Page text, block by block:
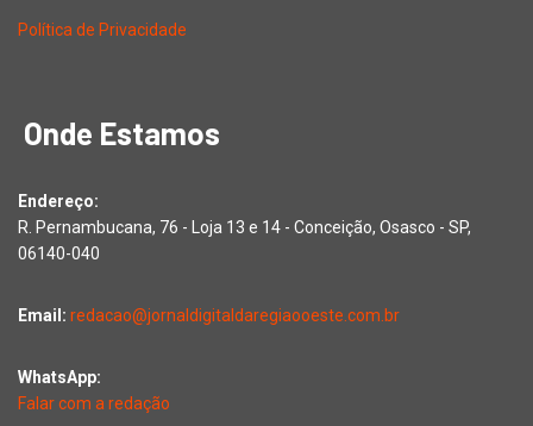
Política de Privacidade
Onde Estamos
Endereço:
R. Pernambucana, 76 - Loja 13 e 14 - Conceição, Osasco - SP,
06140-040
Email: redacao@jornaldigitaldaregiaooeste.com.br
WhatsApp:
Falar com a redação